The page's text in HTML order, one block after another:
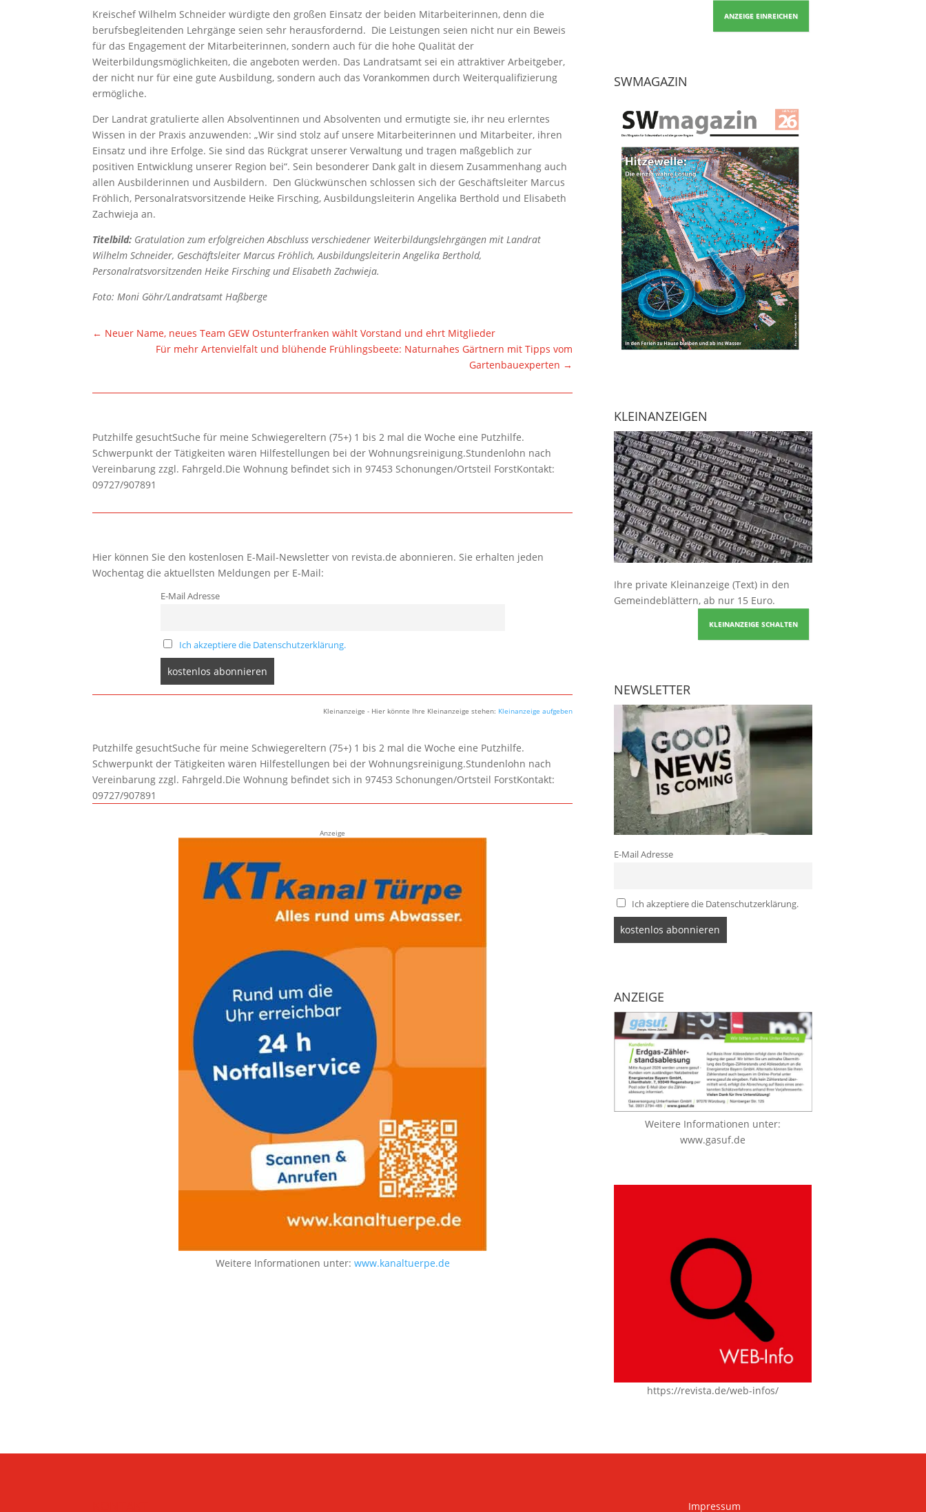
Kreischef Wilhelm Schneider würdigte den großen Einsatz der beiden Mitarbeiterinnen, denn die
berufsbegleitenden Lehrgänge seien sehr herausfordernd. Die Leistungen seien nicht nur ein Beweis
für das Engagement der Mitarbeiterinnen, sondern auch für die hohe Qualität der
Weiterbildungsmöglichkeiten, die angeboten werden. Das Landratsamt sei ein attraktiver Arbeitgeber,
der nicht nur für eine gute Ausbildung, sondern auch das Vorankommen durch Weiterqualifizierung
ermögliche.
Der Landrat gratulierte allen Absolventinnen und Absolventen und ermutigte sie, ihr neu erlerntes
Wissen in der Praxis anzuwenden: „Wir sind stolz auf unsere Mitarbeiterinnen und Mitarbeiter, ihren
Einsatz und ihre Erfolge. Sie sind das Rückgrat unserer Verwaltung und tragen maßgeblich zur
positiven Entwicklung unserer Region bei“. Sein besonderer Dank galt in diesem Zusammenhang auch
allen Ausbilderinnen und Ausbildern. Den Glückwünschen schlossen sich der Geschäftsleiter Marcus
Fröhlich, Personalratsvorsitzende Heike Firsching, Ausbildungsleiterin Angelika Berthold und Elisabeth
Zachwieja an.
Titelbild: Gratulation zum erfolgreichen Abschluss verschiedener Weiterbildungslehrgängen mit Landrat
Wilhelm Schneider, Geschäftsleiter Marcus Fröhlich, Ausbildungsleiterin Angelika Berthold,
Personalratsvorsitzenden Heike Firsching und Elisabeth Zachwieja.
Foto: Moni Göhr/Landratsamt Haßberge
← Neuer Name, neues Team GEW Ostunterfranken wählt Vorstand und ehrt Mitglieder
Für mehr Artenvielfalt und blühende Frühlingsbeete: Naturnahes Gärtnern mit Tipps vom
Gartenbauexperten →
Putzhilfe gesuchtSuche für meine Schwiegereltern (75+) 1 bis 2 mal die Woche eine Putzhilfe.
Schwerpunkt der Tätigkeiten wären Hilfestellungen bei der Wohnungsreinigung.Stundenlohn nach
Vereinbarung zzgl. Fahrgeld.Die Wohnung befindet sich in 97453 Schonungen/Ortsteil ForstKontakt:
09727/907891
Hier können Sie den kostenlosen E-Mail-Newsletter von revista.de abonnieren. Sie erhalten jeden
Wochentag die aktuellsten Meldungen per E-Mail:
E-Mail Adresse
Ich akzeptiere die Datenschutzerklärung.
Kleinanzeige - Hier könnte Ihre Kleinanzeige stehen: Kleinanzeige aufgeben
Putzhilfe gesuchtSuche für meine Schwiegereltern (75+) 1 bis 2 mal die Woche eine Putzhilfe.
Schwerpunkt der Tätigkeiten wären Hilfestellungen bei der Wohnungsreinigung.Stundenlohn nach
Vereinbarung zzgl. Fahrgeld.Die Wohnung befindet sich in 97453 Schonungen/Ortsteil ForstKontakt:
09727/907891
Anzeige
Weitere Informationen unter: www.kanaltuerpe.de
ANZEIGE EINREICHEN
SWMAGAZIN
KLEINANZEIGEN
Ihre private Kleinanzeige (Text) in den
Gemeindeblättern, ab nur 15 Euro.
KLEINANZEIGE SCHALTEN
NEWSLETTER
E-Mail Adresse
Ich akzeptiere die Datenschutzerklärung.
ANZEIGE
Weitere Informationen unter:
www.gasuf.de
https://revista.de/web-infos/
Impressum